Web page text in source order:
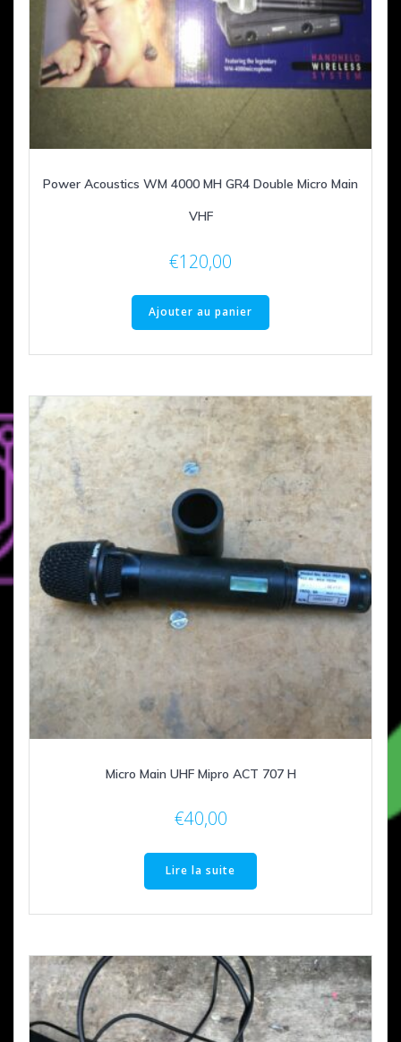
Power Acoustics WM 4000 MH GR4 Double Micro Main
VHF
€120,00
Ajouter au panier
Micro Main UHF Mipro ACT 707 H
€40,00
Lire la suite